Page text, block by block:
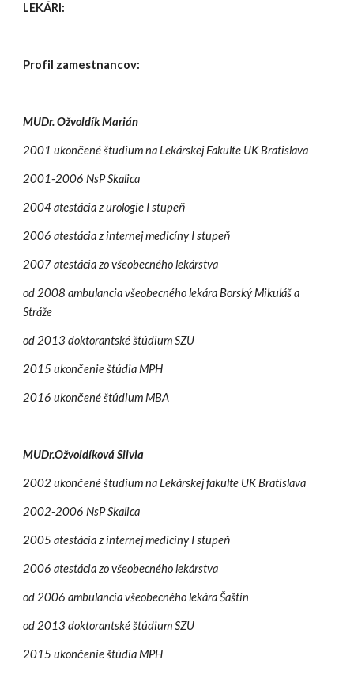
LEKÁRI:
Profil zamestnancov:
MUDr. Ožvoldík Marián
2001 ukončené študium na Lekárskej Fakulte UK Bratislava
2001-2006 NsP Skalica
2004 atestácia z urologie I stupeň
2006 atestácia z internej medicíny I stupeň
2007 atestácia zo všeobecného lekárstva
od 2008 ambulancia všeobecného lekára Borský Mikuláš a
Stráže
od 2013 doktorantské štúdium SZU
2015 ukončenie štúdia MPH
2016 ukončené štúdium MBA
MUDr.Ožvoldíková Silvia
2002 ukončené študium na Lekárskej fakulte UK Bratislava
2002-2006 NsP Skalica
2005 atestácia z internej medicíny I stupeň
2006 atestácia zo všeobecného lekárstva
od 2006 ambulancia všeobecného lekára Šaštín
od 2013 doktorantské štúdium SZU
2015 ukončenie štúdia MPH